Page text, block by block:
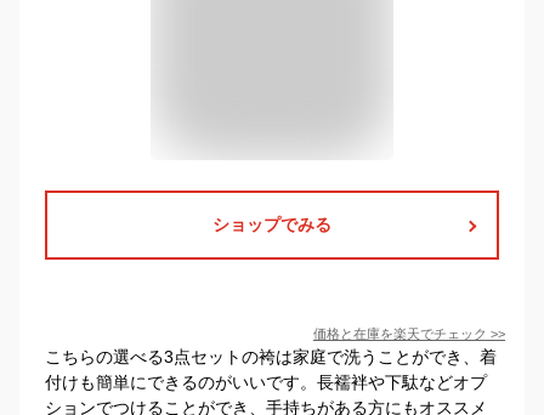
ショップでみる
価格と在庫を楽天でチェック >>
こちらの選べる3点セットの袴は家庭で洗うことができ、着
付けも簡単にできるのがいいです。長襦袢や下駄などオプ
ションでつけることができ、手持ちがある方にもオススメ